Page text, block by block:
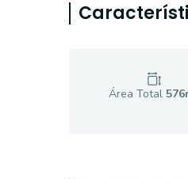
Área Total 576